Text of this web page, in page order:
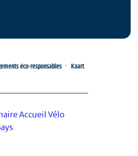
éco-responsables Kaart